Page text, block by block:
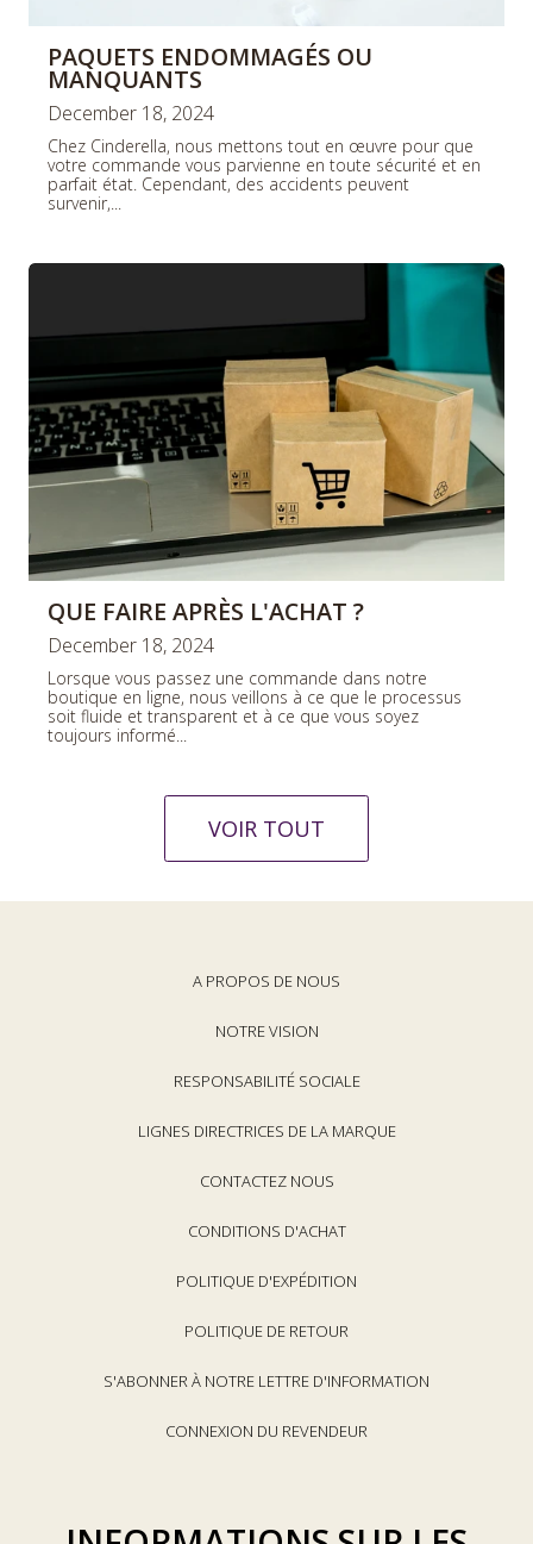
PAQUETS ENDOMMAGÉS OU
MANQUANTS
December 18, 2024
Chez Cinderella, nous mettons tout en œuvre pour que
votre commande vous parvienne en toute sécurité et en
parfait état. Cependant, des accidents peuvent
survenir,...
QUE FAIRE APRÈS L'ACHAT ?
December 18, 2024
Lorsque vous passez une commande dans notre
boutique en ligne, nous veillons à ce que le processus
soit fluide et transparent et à ce que vous soyez
toujours informé...
VOIR TOUT
A PROPOS DE NOUS
NOTRE VISION
RESPONSABILITÉ SOCIALE
LIGNES DIRECTRICES DE LA MARQUE
CONTACTEZ NOUS
CONDITIONS D'ACHAT
POLITIQUE D'EXPÉDITION
POLITIQUE DE RETOUR
S'ABONNER À NOTRE LETTRE D'INFORMATION
CONNEXION DU REVENDEUR